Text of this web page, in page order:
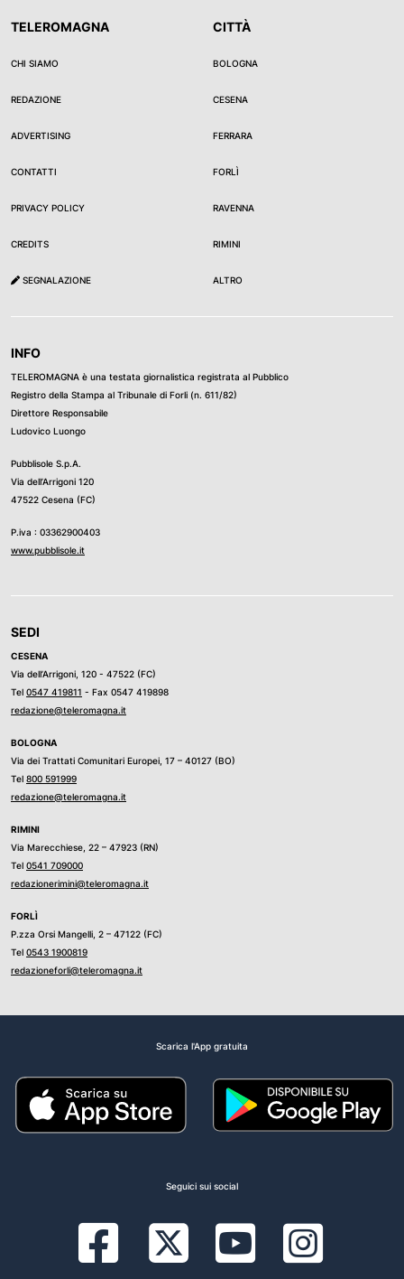
TELEROMAGNA
CHI SIAMO
REDAZIONE
ADVERTISING
CONTATTI
PRIVACY POLICY
CREDITS
SEGNALAZIONE
CITTÀ
BOLOGNA
CESENA
FERRARA
FORLÌ
RAVENNA
RIMINI
ALTRO
INFO
TELEROMAGNA è una testata giornalistica registrata al Pubblico
Registro della Stampa al Tribunale di Forli (n. 611/82)
Direttore Responsabile
Ludovico Luongo
Pubblisole S.p.A.
Via dell’Arrigoni 120
47522 Cesena (FC)
P.iva : 03362900403
www.pubblisole.it
SEDI
CESENA
Via dell’Arrigoni, 120 - 47522 (FC)
Tel 0547 419811 - Fax 0547 419898
redazione@teleromagna.it
BOLOGNA
Via dei Trattati Comunitari Europei, 17 – 40127 (BO)
Tel 800 591999
redazione@teleromagna.it
RIMINI
Via Marecchiese, 22 – 47923 (RN)
Tel 0541 709000
redazionerimini@teleromagna.it
FORLÌ
P.zza Orsi Mangelli, 2 – 47122 (FC)
Tel 0543 1900819
redazioneforli@teleromagna.it
Scarica l'App gratuita
Seguici sui social